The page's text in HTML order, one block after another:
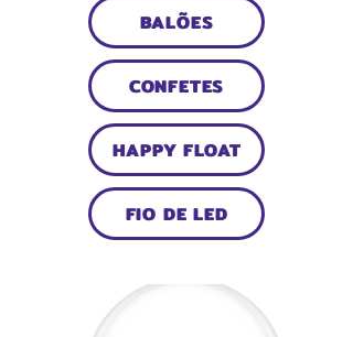
BALÕES
CONFETES
HAPPY FLOAT
FIO DE LED